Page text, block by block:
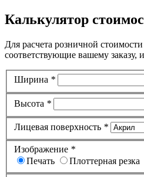
Калькулятор
Для расчета розничной
соответствующие вашему заказу,
Ширина *
Высота *
Лицевая поверхность *
Изображение *
Печать
Плоттерная резка